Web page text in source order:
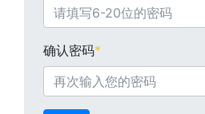
确认密码*